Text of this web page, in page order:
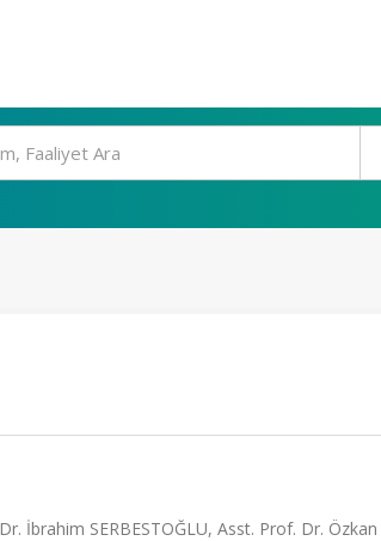
İbrahim SERBESTOĞLU, Asst. Prof. Dr.